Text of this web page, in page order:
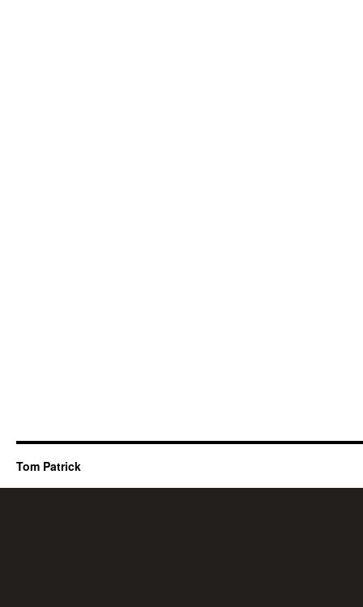
Tom Patrick